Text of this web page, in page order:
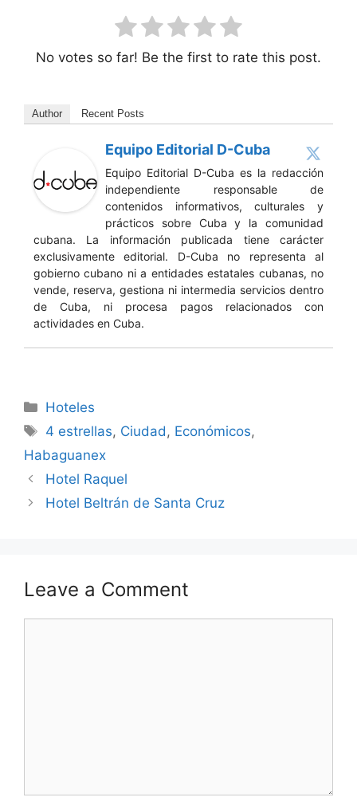
No votes so far! Be the first to rate this post.
Author Recent Posts
Equipo Editorial D-Cuba
Equipo Editorial D-Cuba es la redacción
independiente responsable de
contenidos informativos, culturales y
prácticos sobre Cuba y la comunidad
cubana. La información publicada tiene carácter
exclusivamente editorial. D-Cuba no representa al
gobierno cubano ni a entidades estatales cubanas, no
vende, reserva, gestiona ni intermedia servicios dentro
de Cuba, ni procesa pagos relacionados con
actividades en Cuba.
Categories
Hoteles
Tags
4 estrellas, Ciudad, Económicos,
Habaguanex
Hotel Raquel
Hotel Beltrán de Santa Cruz
Leave a Comment